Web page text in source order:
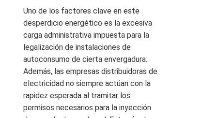
Uno de los factores clave en este
desperdicio energético es la excesiva
carga administrativa impuesta para la
legalización de instalaciones de
autoconsumo de cierta envergadura.
Además, las empresas distribuidoras de
electricidad no siempre actúan con la
rapidez esperada al tramitar los
permisos necesarios para la inyección